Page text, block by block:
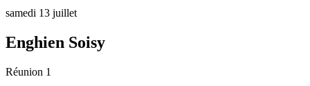
samedi 13 juillet
Enghien Soisy
Réunion 1